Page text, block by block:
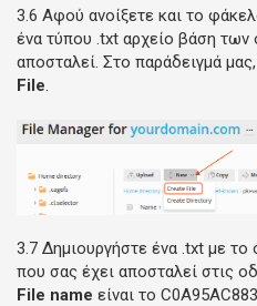
3.6 Αφού ανοίξετε και το
ένα τύπου .txt αρχείο βάση των
αποσταλεί. Στο παράδειγμά
File.
3.7 Δημιουργήστε ένα .txt με το
που σας έχει αποσταλεί στις
File name είναι το